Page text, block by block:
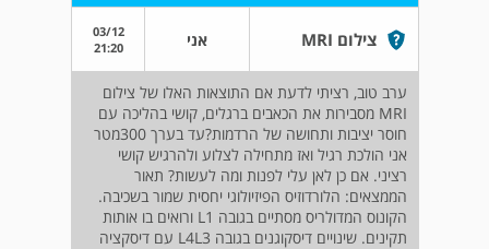
צילום MRI אני
03/12
21:20
ערב טוב, רציתי לדעת אם התוצאות האלו של צילום
MRI מסבירות את הכאבים ברגלים, קושי בהליכה עם
חוסר יציבות ותחושה של הרדמות?עד בערך 300מטר
אני הולכת רגיל ואז מתחילה לצלוע ולהרגיש קושי
רציני. אם כן לאן עלי לפנות ומה לעשות? תאור
הממצאים: הלורדוזיס הפיזיולוגי יחסית שמור בשכיבה.
הקונוס המדולריס מסתיים בגובה L1 ורואים בו אותות
תקינים. שינויים דיסקוגנים בגובה L4­L3 עם דיסקציה